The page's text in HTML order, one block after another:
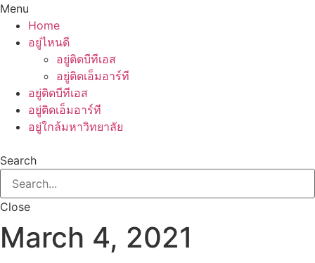
Menu
Home
อยู่ไหนดี
อยู่ติดบีทีเอส
อยู่ติดเอ็มอาร์ที
อยู่ติดบีทีเอส
อยู่ติดเอ็มอาร์ที
อยู่ใกล้มหาวิทยาลัย
Search
Close
March 4, 2021